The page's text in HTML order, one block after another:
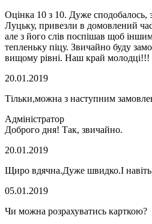
Оцінка 10 з 10. Дуже сподобалось,
Луцьку, привезли в домовлений
але з його слів поспішав щоб
тепленьку піцу. Звичайно буду
вищому рівні. Наш край молодці!!!
20.01.2019
Тільки,можна з наступним
Адміністратор
Доброго дня! Так, звичайно.
20.01.2019
Щиро вдячна.Дуже швидко.І навіть
05.01.2019
Чи можна розрахуватись карткою?